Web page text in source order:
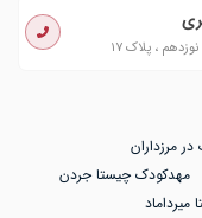
، پلاک ۱۷
مرزداران
مهدکودک چیستا جردن